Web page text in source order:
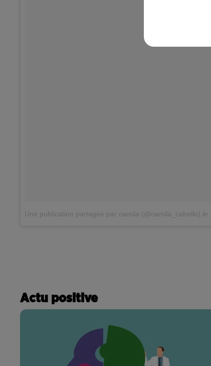
Une publication partagée par camila (@camila_cabello) le
Actu positive